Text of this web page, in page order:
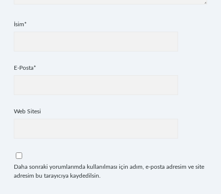
İsim*
E-Posta*
Web Sitesi
Daha sonraki yorumlarımda kullanılması için adım, e-posta adresim ve site
adresim bu tarayıcıya kaydedilsin.